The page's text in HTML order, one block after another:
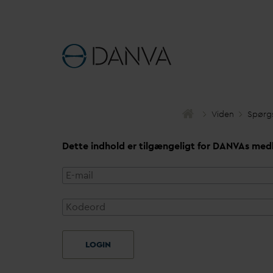
Viden
Dette indhold er tilgængeligt for DANVAs
LOGIN